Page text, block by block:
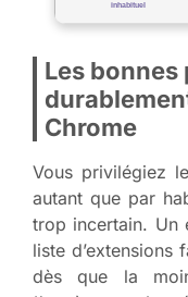
inhabituel
Les
Chrome
Vous privilégiez
autant que par
trop incertain. Un
liste
dès que la